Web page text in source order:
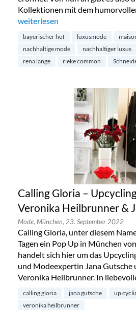
Kollektionen mit dem
„Maison Commons erster
weiterlesen
bayerischer hof luxusmode
nachhaltige mode
nachhaltiger luxus
rena lange
rieke common
Calling Gloria –
Veronika Heilbrunner &
Mode, München, 23. September 2022
Calling Gloria, unter diesem
Tagen ein Pop Up in München
handelt sich hier um das
und Modeexpertin Jana Gutsche
Veronika Heilbrunner. In
calling gloria jana gutsche
up
veronika heilbrunner